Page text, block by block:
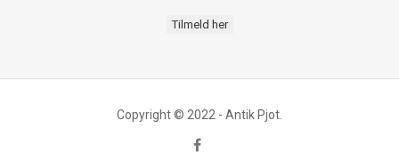
Tilmeld her
Copyright © 2022 - Antik Pjot.